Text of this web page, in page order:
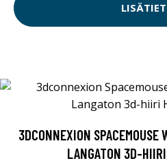
3DCONNEXION
LANGATON 3D-